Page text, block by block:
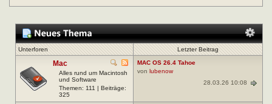
Unterforen Letzter Beitrag
Mac
Alles rund um Macintosh
und Software
Themen: 111 | Beiträge:
325
MAC OS 26.4 Tahoe
von lubenow
28.03.26 10:08